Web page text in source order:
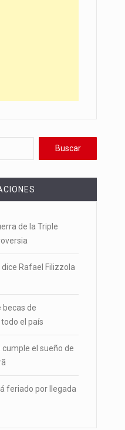
de la Triple
dice Rafael Filizzola
becas de
el país
el sueño de
feriado por llegada